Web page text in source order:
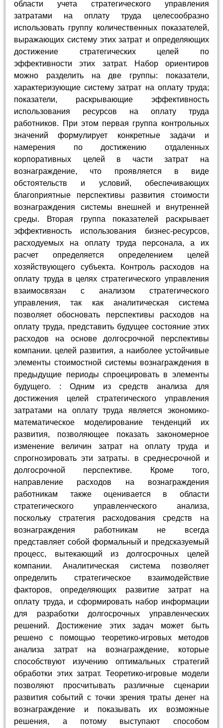
области учета стратегического управления
затратами на оплату труда целесообразно
использовать группу количественных показателей,
выражающих систему этих затрат и определяющих
достижение стратегических целей по
эффективности этих затрат. Набор ориентиров
можно разделить на две группы: показатели,
характеризующие систему затрат на оплату труда;
показатели, раскрывающие эффективность
использования ресурсов на оплату труда
работников. При этом первая группа контрольных
значений формулирует конкретные задачи и
намерения по достижению отдаленных
корпоративных целей в части затрат на
вознаграждение, что проявляется в виде
обстоятельств и условий, обеспечивающих
благоприятные перспективы развития стоимости
вознаграждения системы внешней и внутренней
среды. Вторая группа показателей раскрывает
эффективность использования бизнес-ресурсов,
расходуемых на оплату труда персонала, а их
расчет определяется определением целей
хозяйствующего субъекта. Контроль расходов на
оплату труда в целях стратегического управления
взаимосвязан с анализом стратегического
управления, так как аналитическая система
позволяет обосновать перспективы расходов на
оплату труда, представить будущее состояние этих
расходов на основе долгосрочной перспективы
компании. целей развития, а наиболее устойчивые
элементы стоимостной системы вознаграждения в
предыдущие периоды спроецировать в элементы
будущего. : Одним из средств анализа для
достижения целей стратегического управления
затратами на оплату труда является экономико-
математическое моделирование тенденций их
развития, позволяющее показать закономерное
изменение величин затрат на оплату труда и
спрогнозировать эти затраты. в среднесрочной и
долгосрочной перспективе. Кроме того,
направление расходов на вознаграждения
работникам также оценивается в области
стратегического управленческого анализа,
поскольку стратегия расходования средств на
вознаграждения работникам не всегда
представляет собой формальный и предсказуемый
процесс, вытекающий из долгосрочных целей
компании. Аналитическая система позволяет
определить стратегическое взаимодействие
факторов, определяющих развитие затрат на
оплату труда, и сформировать набор информации
для разработки долгосрочных управленческих
решений. Достижение этих задач может быть
решено с помощью теоретико-игровых методов
анализа затрат на вознаграждение, которые
способствуют изучению оптимальных стратегий
обработки этих затрат. Теоретико-игровые модели
позволяют просчитывать различные сценарии
развития событий с точки зрения траты денег на
вознаграждение и показывать их возможные
решения, а потому выступают способом